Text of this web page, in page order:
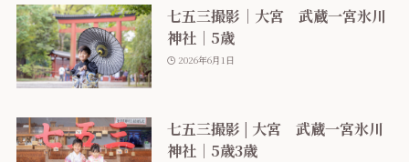
七五三撮影｜大宮 武蔵一宮氷川
神社｜5歳
2026年6月1日
七五三撮影 | 大宮 武蔵一宮氷川
神社｜5歳3歳